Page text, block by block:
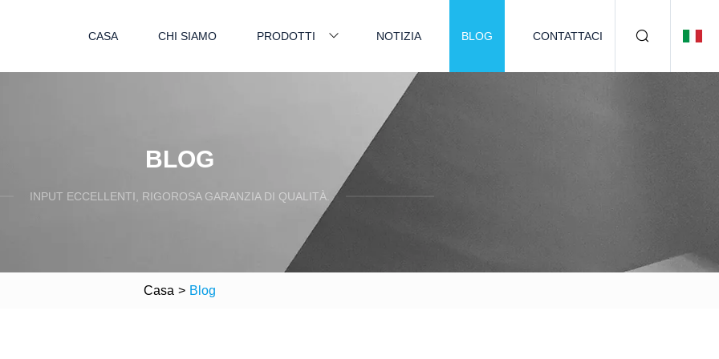
CASA CHI SIAMO PRODOTTI NOTIZIA BLOG CONTATTACI
BLOG
INPUT ECCELLENTI, RIGOROSA GARANZIA DI QUALITÀ.
Casa > Blog